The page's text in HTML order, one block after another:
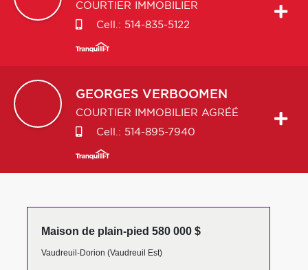
COURTIER IMMOBILIER
Cell.: 514-835-5122
GEORGES VERBOOMEN
COURTIER IMMOBILIER AGRÉÉ
Cell.: 514-895-7940
Maison de plain-pied 580 000 $
Vaudreuil-Dorion (Vaudreuil Est)